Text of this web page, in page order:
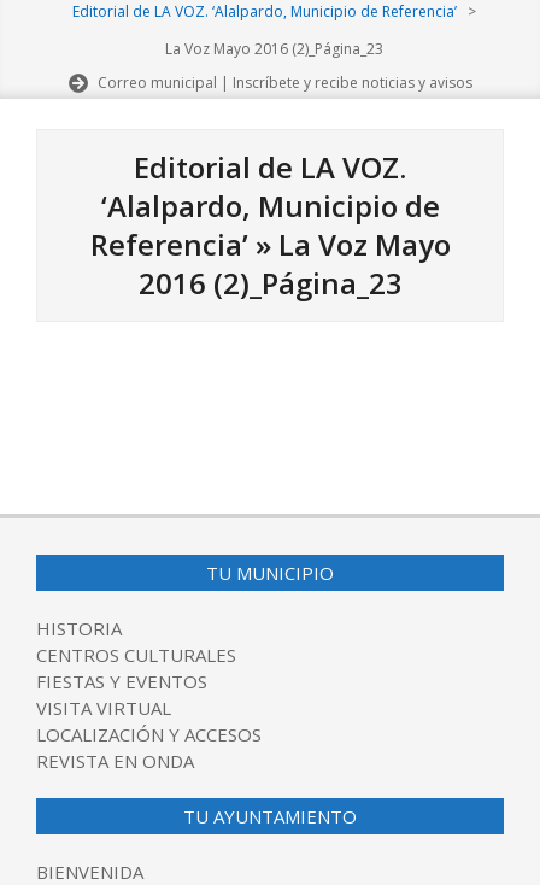
Editorial de LA VOZ. ‘Alalpardo, Municipio de Referencia’
>
La Voz Mayo 2016 (2)_Página_23
Correo municipal | Inscríbete y recibe noticias y avisos
Editorial de LA VOZ.
‘Alalpardo, Municipio de
Referencia’ » La Voz Mayo
2016 (2)_Página_23
05-
TU MUNICIPIO
HISTORIA
CENTROS CULTURALES
FIESTAS Y EVENTOS
VISITA VIRTUAL
LOCALIZACIÓN Y ACCESOS
REVISTA EN ONDA
TU AYUNTAMIENTO
BIENVENIDA